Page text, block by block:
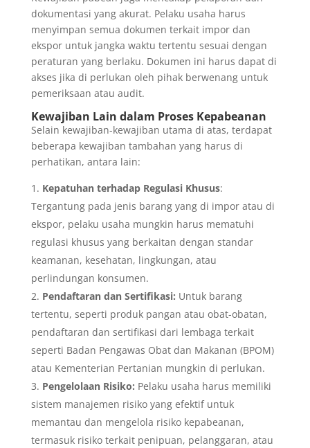
dokumentasi yang akurat. Pelaku usaha harus
menyimpan semua dokumen terkait impor dan
ekspor untuk jangka waktu tertentu sesuai dengan
peraturan yang berlaku. Dokumen ini harus dapat di
akses jika di perlukan oleh pihak berwenang untuk
pemeriksaan atau audit.
Kewajiban Lain dalam Proses Kepabeanan
Selain kewajiban-kewajiban utama di atas, terdapat
beberapa kewajiban tambahan yang harus di
perhatikan, antara lain:
Kepatuhan terhadap Regulasi Khusus:
Tergantung pada jenis barang yang di impor atau di
ekspor, pelaku usaha mungkin harus mematuhi
regulasi khusus yang berkaitan dengan standar
keamanan, kesehatan, lingkungan, atau
perlindungan konsumen.
Pendaftaran dan Sertifikasi: Untuk barang
tertentu, seperti produk pangan atau obat-obatan,
pendaftaran dan sertifikasi dari lembaga terkait
seperti Badan Pengawas Obat dan Makanan (BPOM)
atau Kementerian Pertanian mungkin di perlukan.
Pengelolaan Risiko: Pelaku usaha harus memiliki
sistem manajemen risiko yang efektif untuk
memantau dan mengelola risiko kepabeanan,
termasuk risiko terkait penipuan, pelanggaran, atau